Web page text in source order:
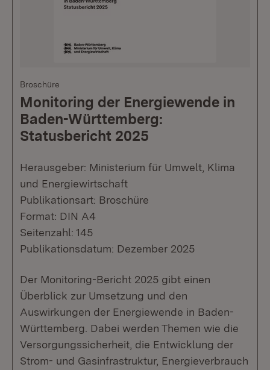
Broschüre
Monitoring der Energiewende in
Baden-Württemberg:
Statusbericht 2025
Herausgeber: Ministerium für Umwelt, Klima
und Energiewirtschaft
Publikationsart: Broschüre
Format: DIN A4
Seitenzahl: 145
Publikationsdatum: Dezember 2025
Der Monitoring-Bericht 2025 gibt einen
Überblick zur Umsetzung und den
Auswirkungen der Energiewende in Baden-
Württemberg. Dabei werden Themen wie die
Versorgungssicherheit, die Entwicklung der
Strom- und Gasinfrastruktur, Energieverbrauch